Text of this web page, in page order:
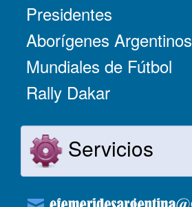
Presidentes
Aborígenes Argentinos
Mundiales de Fútbol
Rally Dakar
Servicios